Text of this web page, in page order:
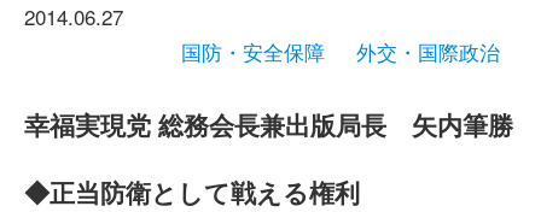
2014.06.27
国防・安全保障
外交・国際政治
幸福実現党 総務会長兼出版局長 矢内筆勝
◆正当防衛として戦える権利